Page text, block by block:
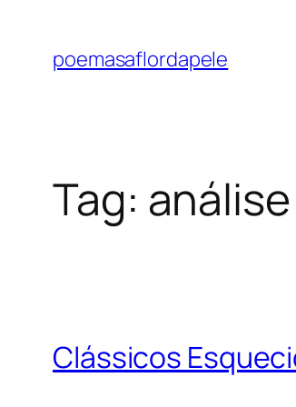
poemasaflordapele
Tag:
Clássicos